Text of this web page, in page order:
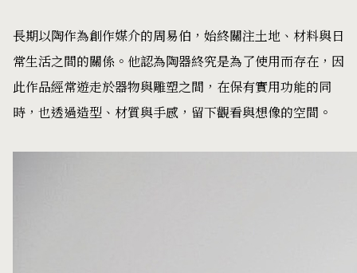
長期以陶作為創作媒介的周易伯，始終關注土地、材料與日
常生活之間的關係。他認為陶器終究是為了使用而存在，因
此作品經常遊走於器物與雕塑之間，在保有實用功能的同
時，也透過造型、材質與手感，留下觀看與想像的空間。